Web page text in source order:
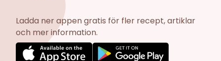
Ladda ner appen gratis för fler recept, artiklar
och mer information.